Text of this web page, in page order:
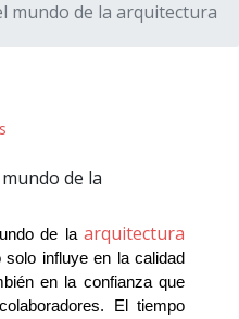
mundo de la arquitectura
de la arquitectura
influye en la calidad
en la confianza que
El tiempo